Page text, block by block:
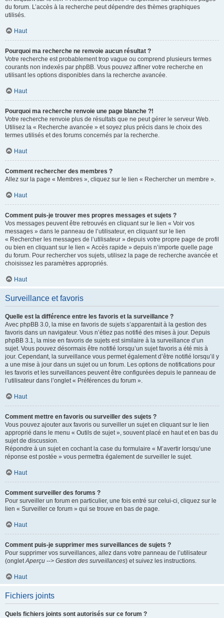
du forum. L’accès à la recherche peut dépendre des thèmes graphiques
utilisés.
Haut
Pourquoi ma recherche ne renvoie aucun résultat ?
Votre recherche est probablement trop vague ou comprend plusieurs termes
courants non indexés par phpBB. Vous pouvez affiner votre recherche en
utilisant les options disponibles dans la recherche avancée.
Haut
Pourquoi ma recherche renvoie une page blanche ?!
Votre recherche renvoie plus de résultats que ne peut gérer le serveur Web.
Utilisez la « Recherche avancée » et soyez plus précis dans le choix des
termes utilisés et des forums concernés par la recherche.
Haut
Comment rechercher des membres ?
Allez sur la page « Membres », cliquez sur le lien « Rechercher un membre ».
Haut
Comment puis-je trouver mes propres messages et sujets ?
Vos messages peuvent être retrouvés en cliquant sur le lien « Voir vos
messages » dans le panneau de l’utilisateur, en cliquant sur le lien
« Rechercher les messages de l’utilisateur » depuis votre propre page de profil
ou bien en cliquant sur le lien « Accès rapide » depuis n’importe quelle page
du forum. Pour rechercher vos sujets, utilisez la page de recherche avancée et
choisissez les paramètres appropriés.
Haut
Surveillance et favoris
Quelle est la différence entre les favoris et la surveillance ?
Avec phpBB 3.0, la mise en favoris de sujets s’apparentait à la gestion des
favoris dans un navigateur. Vous n’étiez pas notifié des mises à jour. Depuis
phpBB 3.1, la mise en favoris de sujets est similaire à la surveillance d’un
sujet. Vous pouvez désormais être notifié lorsqu’un sujet favoris a été mis à
jour. Cependant, la surveillance vous permet également d’être notifié lorsqu’il y
a une mise à jour dans un sujet ou un forum. Les options de notifications pour
les favoris et les surveillances peuvent être configurées depuis le panneau de
l’utilisateur dans l’onglet « Préférences du forum ».
Haut
Comment mettre en favoris ou surveiller des sujets ?
Vous pouvez ajouter aux favoris ou surveiller un sujet en cliquant sur le lien
approprié dans le menu « Outils de sujet », souvent placé en haut et en bas du
sujet de discussion.
Répondre à un sujet en cochant la case du formulaire « M’avertir lorsqu’une
réponse est postée » vous permettra également de surveiller le sujet.
Haut
Comment surveiller des forums ?
Pour surveiller un forum en particulier, une fois entré sur celui-ci, cliquez sur le
lien « Surveiller ce forum » qui se trouve en bas de page.
Haut
Comment puis-je supprimer mes surveillances de sujets ?
Pour supprimer vos surveillances, allez dans votre panneau de l’utilisateur
(ongletAperçu --> Gestion des surveillances) et suivez les instructions.
Haut
Fichiers joints
Quels fichiers joints sont autorisés sur ce forum ?